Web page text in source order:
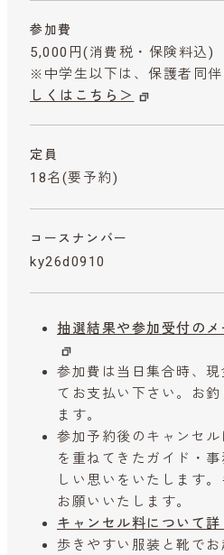
参加費
5,000円 (消費税・保険料込)
※中学生以下は、保護者同
しくはこちら＞
定員
18名(要予約)
コースナンバー
ky26d0910
抽選結果や参加受付の
参加費は当日集合時、
てお支払い下さい。お
ます。
参加予約後のキャンセ
を重ねてきたガイド・
しい思いをいたします
お願いいたします。
キャンセル料について詳
歩きやすい服装と靴でお